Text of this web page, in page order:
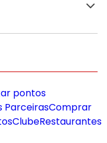
pontos
ParceirasComprar
ClubeRestaurantes